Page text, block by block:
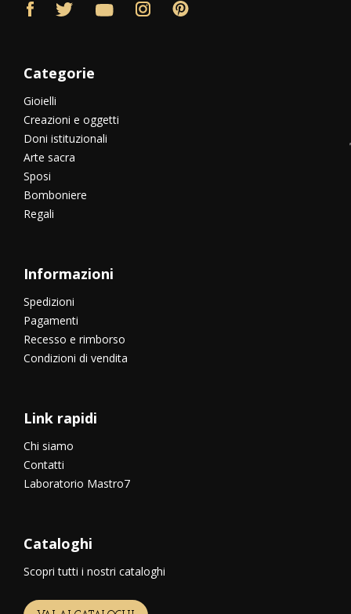
Categorie
Gioielli
Creazioni e oggetti
Doni istituzionali
Arte sacra
Sposi
Bomboniere
Regali
Informazioni
Spedizioni
Pagamenti
Recesso e rimborso
Condizioni di vendita
Link rapidi
Chi siamo
Contatti
Laboratorio Mastro7
Cataloghi
Scopri tutti i nostri cataloghi